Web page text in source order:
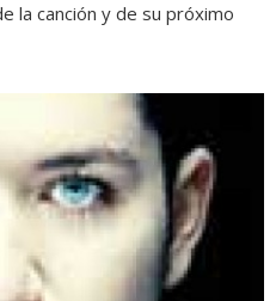
la canción y de su próximo